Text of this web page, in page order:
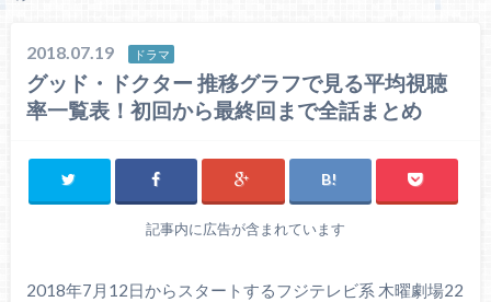
2018.07.19 ドラマ
グッド・ドクター 推移グラフで見る平均視聴
率一覧表！初回から最終回まで全話まとめ
記事内に広告が含まれています
2018年7月12日からスタートするフジテレビ系 木曜劇場22